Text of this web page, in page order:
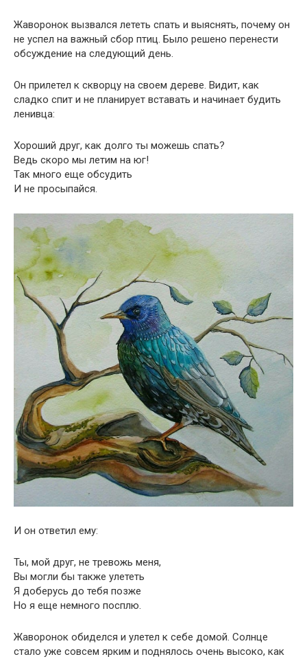
Жаворонок вызвался лететь спать и выяснять, почему он
не успел на важный сбор птиц. Было решено перенести
обсуждение на следующий день.
Он прилетел к скворцу на своем дереве. Видит, как
сладко спит и не планирует вставать и начинает будить
ленивца:
Хороший друг, как долго ты можешь спать?
Ведь скоро мы летим на юг!
Так много еще обсудить
И не просыпайся.
И он ответил ему:
Ты, мой друг, не тревожь меня,
Вы могли бы также улететь
Я доберусь до тебя позже
Но я еще немного посплю.
Жаворонок обиделся и улетел к себе домой. Солнце
стало уже совсем ярким и поднялось очень высоко, как